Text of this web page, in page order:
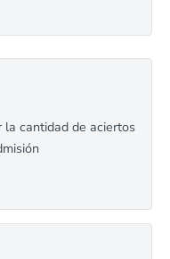
la cantidad de aciertos